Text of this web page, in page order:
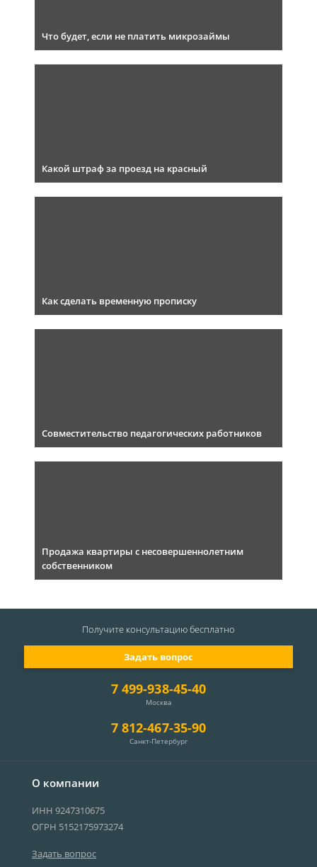
Что будет, если не платить микрозаймы
Какой штраф за проезд на красный
Как сделать временную прописку
Совместительство педагогических работников
Продажа квартиры с несовершеннолетним
собственником
О компании
ИНН 9247310675
ОГРН 5152175973274
Задать вопрос
7 499-938-45-40
Москва
7 812-467-35-90
Санкт-Петербург
Задать вопрос
Получите консультациюбесплатно